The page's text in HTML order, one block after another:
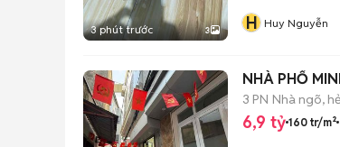
3 phút trước 3 H Huy Nguyễn
NHÀ PHỐ
3 PN Nhà ngõ,
6,9 tỷ 160 tr/m²